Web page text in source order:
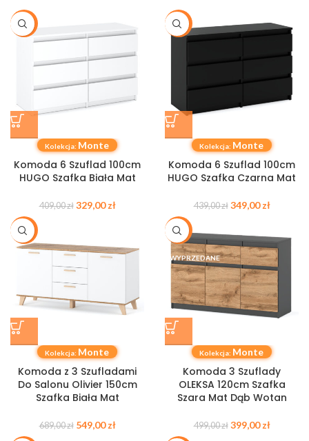
-20%
Kolekcja: Monte
Komoda 6 Szuflad 100cm
HUGO Szafka Biała Mat
409,00zł 329,00zł
-21%
Kolekcja: Monte
Komoda 6 Szuflad 100cm
HUGO Szafka Czarna Mat
439,00zł 349,00zł
-20%
Kolekcja: Monte
Komoda z 3 Szufladami
Do Salonu Olivier 150cm
Szafka Biała Mat
689,00zł 549,00zł
-20%
WYPRZEDANE
Kolekcja: Monte
Komoda 3 Szuflady
OLEKSA 120cm Szafka
Szara Mat Dąb Wotan
499,00zł 399,00zł